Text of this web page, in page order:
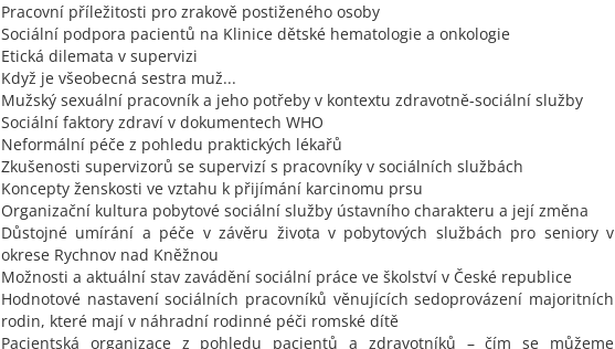
Pracovní příležitosti pro zrakově postiženého osoby
Sociální podpora pacientů na Klinice dětské hematologie a onkologie
Etická dilemata v supervizi
Když je všeobecná sestra muž...
Mužský sexuální pracovník a jeho potřeby v kontextu zdravotně-sociální služby
Sociální faktory zdraví v dokumentech WHO
Neformální péče z pohledu praktických lékařů
Zkušenosti supervizorů se supervizí s pracovníky v sociálních službách
Koncepty ženskosti ve vztahu k přijímání karcinomu prsu
Organizační kultura pobytové sociální služby ústavního charakteru a její změna
Důstojné umírání a péče v závěru života v pobytových službách pro seniory v
okrese Rychnov nad Kněžnou
Možnosti a aktuální stav zavádění sociální práce ve školství v České republice
Hodnotové nastavení sociálních pracovníků věnujících sedoprovázení majoritních
rodin, které mají v náhradní rodinné péči romské dítě
Pacientská organizace z pohledu pacientů a zdravotníků – čím se můžeme